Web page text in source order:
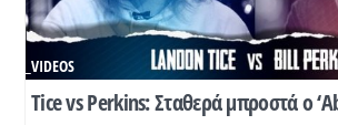
Tice vs Perkins: Σταθερά μπροστά ο
_VIDEOS